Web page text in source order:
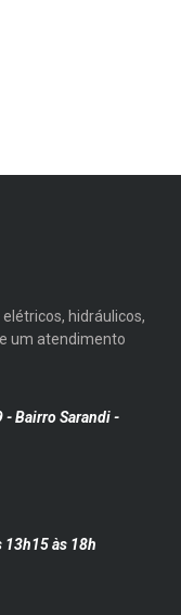
hidráulicos,
um atendimento
- Bairro Sarandi-
13h15 às 18h